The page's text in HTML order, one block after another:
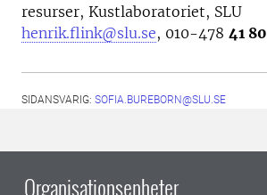
resurser, Kustlaboratoriet, SLU
henrik.flink@slu.se, 010-478 41 80
SIDANSVARIG: SOFIA.BUREBORN@SLU.SE
Organisationsenheter